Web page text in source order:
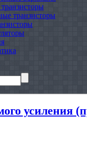
транзисторы
усиления